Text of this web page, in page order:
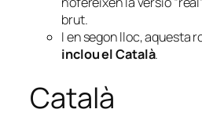
brut.
I en segon lloc, aquesta
inclou el Català.
Català